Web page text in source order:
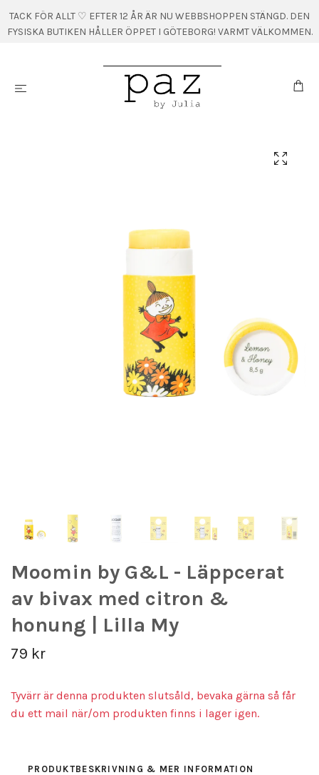
TACK FÖR ALLT ♡ EFTER 12 ÅR ÄR NU WEBBSHOPPEN STÄNGD. DEN
FYSISKA BUTIKEN HÅLLER ÖPPET I GÖTEBORG! VARMT VÄLKOMMEN.
Moomin by G&L - Läppcerat
av bivax med citron &
honung | Lilla My
79 kr
Tyvärr är denna produkten slutsåld, bevaka gärna så får
du ett mail när/om produkten finns i lager igen.
PRODUKTBESKRIVNING & MER INFORMATION